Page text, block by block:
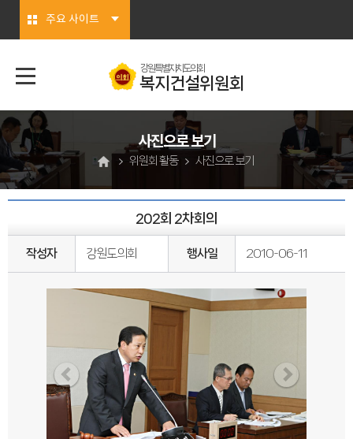
주요 사이트
강원특별자치도의회
복지건설위원회
사진으로 보기
위원회 활동 사진으로 보기
202회 2차회의
작성자 강원도의회 행사일 2010-06-11